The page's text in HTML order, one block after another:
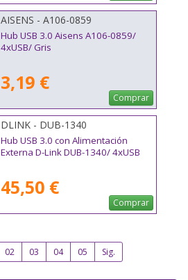
AISENS - A106-0859
Hub USB 3.0 Aisens A106-0859/
4xUSB/ Gris
3,19 €
Comprar
DLINK - DUB-1340
Hub USB 3.0 con Alimentación
Externa D-Link DUB-1340/ 4xUSB
45,50 €
Comprar
02 03 04 05 Sig.